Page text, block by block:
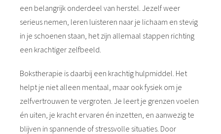
een belangrijk onderdeel van herstel. Jezelf weer
serieus nemen, leren luisteren naar je lichaam en stevig
in je schoenen staan, het zijn allemaal stappen richting
een krachtiger zelfbeeld.
Bokstherapie is daarbij een krachtig hulpmiddel. Het
helpt je niet alleen mentaal, maar ook fysiek om je
zelfvertrouwen te vergroten. Je leert je grenzen voelen
én uiten, je kracht ervaren én inzetten, en aanwezig te
blijven in spannende of stressvolle situaties. Door